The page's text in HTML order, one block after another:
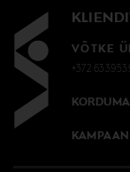
VÕTKE
+372